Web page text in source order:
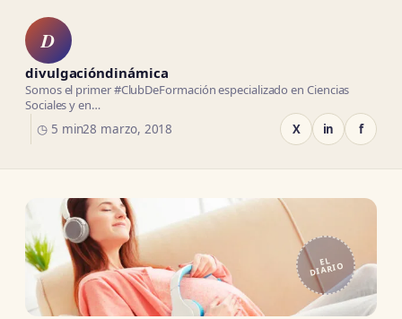
D
divulgacióndinámica
Somos el primer #ClubDeFormación especializado en Ciencias
Sociales y en…
◷ 5 min28 marzo, 2018 X in f
EL
DIARIO